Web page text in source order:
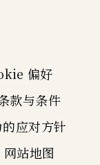
偏好
款与条件
应对方针
网站地图